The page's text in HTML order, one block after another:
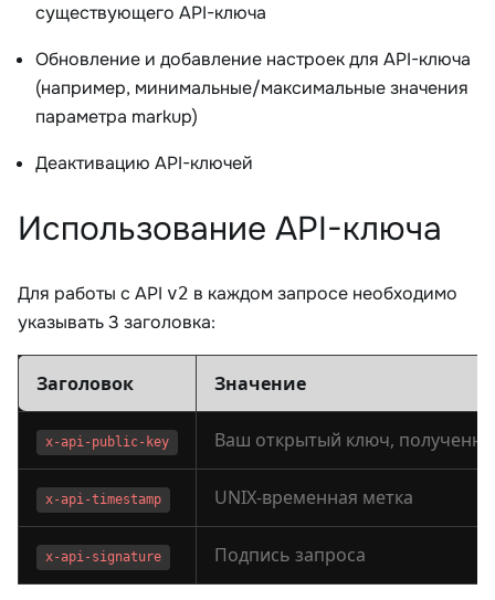
существующего API-ключа
Обновление и добавление настроек для API-ключа
(например, минимальные/максимальные значения
параметра markup)
Деактивацию API-ключей
Использование API-ключа
Для работы с API v2 в каждом запросе необходимо
указывать 3 заголовка:
Заголовок Значение
x-api-public-key
x-api-timestamp UNIX-временная метка
x-api-signature Подпись запроса